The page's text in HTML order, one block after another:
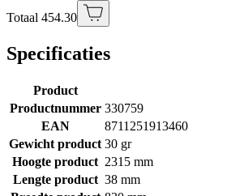
Totaal 454.30
Specificaties
Product
Productnummer 330759
EAN
8711251913460
Gewicht product 30 gr
Hoogte product 2315 mm
Lengte product 38 mm